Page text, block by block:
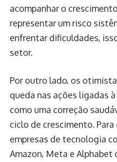
acompanhar o
representar um risco
enfrentar dificuldades,
setor.
Por outro lado, os
queda nas ações ligadas
como uma correção
ciclo de crescimento. Para
empresas de tecnologia
Amazon, Meta e